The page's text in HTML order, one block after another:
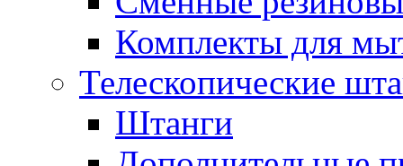
Комплекты для
Телескопические
Штанги